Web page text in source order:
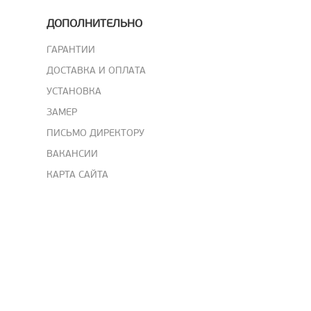
ДОПОЛНИТЕЛЬНО
ГАРАНТИИ
ДОСТАВКА И ОПЛАТА
УСТАНОВКА
ЗАМЕР
ПИСЬМО ДИРЕКТОРУ
ВАКАНСИИ
КАРТА САЙТА